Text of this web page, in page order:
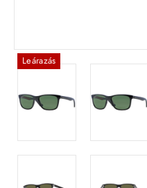
Leárazás